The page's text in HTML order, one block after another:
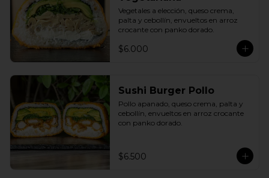
Vegetales a elección, queso crema,
palta y cebollín, envueltos en arroz
crocante con panko dorado.
$6.000
Sushi Burger Pollo
Pollo apanado, queso crema, palta y
cebollín, envueltos en arroz crocante
con panko dorado.
$6.500